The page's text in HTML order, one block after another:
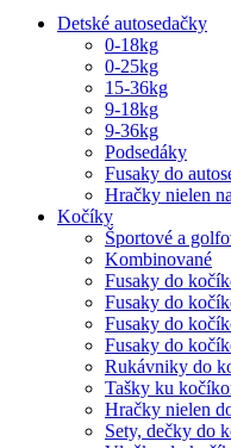
Detské autosedačky
0-18kg
0-25kg
15-36kg
9-18kg
9-36kg
Podsedáky
Fusaky do
Hračky nielen
Kočíky
Športové a
Kombinované
Fusaky do
Fusaky do
Fusaky do
Fusaky do
Rukávniky do
Tašky ku
Hračky nielen
Sety, dečky do